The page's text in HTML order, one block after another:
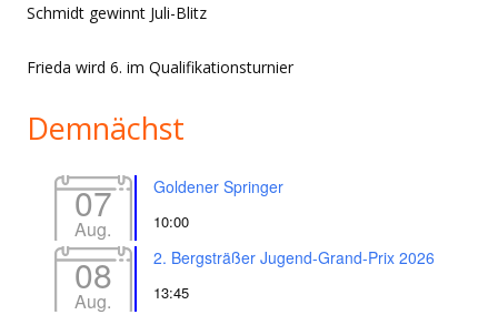
Schmidt gewinnt Juli-Blitz
Frieda wird 6. im Qualifikationsturnier
Demnächst
07
Aug.
Goldener Springer
10:00
08
Aug.
2. Bergsträßer Jugend-Grand-Prix 2026
13:45